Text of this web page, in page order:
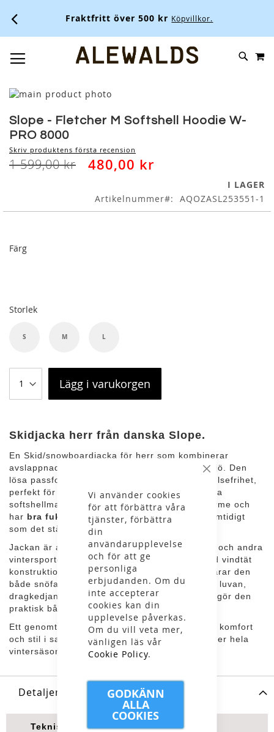
Stäng
Vi använder cookies
för att förbättra våra
tjänster, förbättra
din
användarupplevelse
och för att ge
personliga
erbjudanden. Om du
inte accepterar
cookies kan din
upplevelse påverkas.
Om du vill veta mer,
vänligen läs vår
Cookie Policy.
GODKÄNN
ALLA
COOKIES
Fraktfritt över 500 kr Köpvillkor.
SKIP
Skip
the
end
of
the
images
to
the
beginning
of
the
Slope - Fletcher M Softshell Hoodie W-
PRO 8000
Skriv produktens första recension
1 599,00 kr 480,00 kr
I LAGER
Artikelnummer
AQOZASL253551-1
Färg
Storlek
S M L
Lägg i varukorgen
Skidjacka herr från danska Slope.
En Skid/snowboardjacka för herr som kombinerar
avslappnad stil med pålitlig funktion i vintermiljö. Den
lösa passformen ger skön komfort och full rörelsefrihet,
perfekt för aktiva dagar i backen. Det stretchiga
softshellmaterialet är fleecefodrat för extra värme och
har bra fukttransporterande egenskaper
, samtidigt
som det står emot vind och väta.
Jackan är anpassad för skid/snowboardåkning och andra
vintersporter där vädret snabbt kan skifta. Med vindtät
konstruktion och vattenpelare på 8 000 mm klarar den
både snöfall och blöta liftresor. Den justerbara luvan,
dragkedjan framtill och smart placerade fickor gör den
praktisk både i backen och på väg dit.
Ett genomtänkt val för dig som vill ha funktion, komfort
och stil i samma plagg. En jacka att lita på under hela
vintersäsongen.
Detaljer
Tekniska specifikationer: